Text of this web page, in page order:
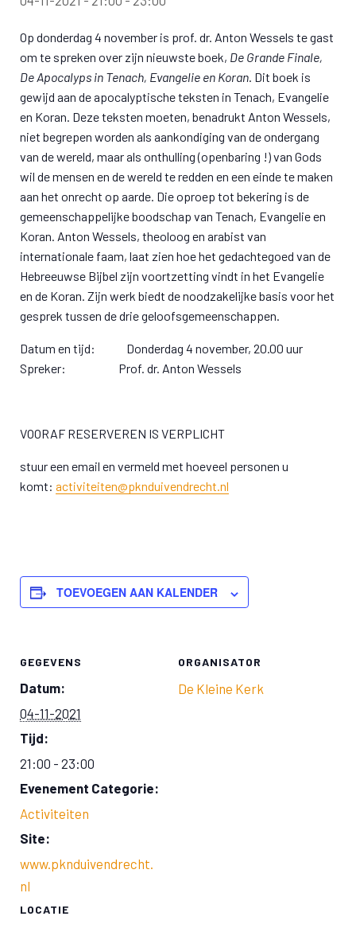
Op donderdag 4 november is prof. dr. Anton Wessels te gast
om te spreken over zijn nieuwste boek, De Grande Finale,
De Apocalyps in Tenach, Evangelie en Koran. Dit boek is
gewijd aan de apocalyptische teksten in Tenach, Evangelie
en Koran. Deze teksten moeten, benadrukt Anton Wessels,
niet begrepen worden als aankondiging van de ondergang
van de wereld, maar als onthulling (openbaring !) van Gods
wil de mensen en de wereld te redden en een einde te maken
aan het onrecht op aarde. Die oproep tot bekering is de
gemeenschappelijke boodschap van Tenach, Evangelie en
Koran. Anton Wessels, theoloog en arabist van
internationale faam, laat zien hoe het gedachtegoed van de
Hebreeuwse Bijbel zijn voortzetting vindt in het Evangelie
en de Koran. Zijn werk biedt de noodzakelijke basis voor het
gesprek tussen de drie geloofsgemeenschappen.
Datum en tijd: Donderdag 4 november, 20.00 uur
Spreker: Prof. dr. Anton Wessels
VOORAF RESERVEREN IS VERPLICHT
stuur een email en vermeld met hoeveel personen u
komt: activiteiten@pknduivendrecht.nl
TOEVOEGEN AAN KALENDER
GEGEVENS
Datum:
04-11-2021
Tijd:
21:00 - 23:00
Evenement Categorie:
Activiteiten
Site:
www.pknduivendrecht.
nl
LOCATIE
ORGANISATOR
De Kleine Kerk